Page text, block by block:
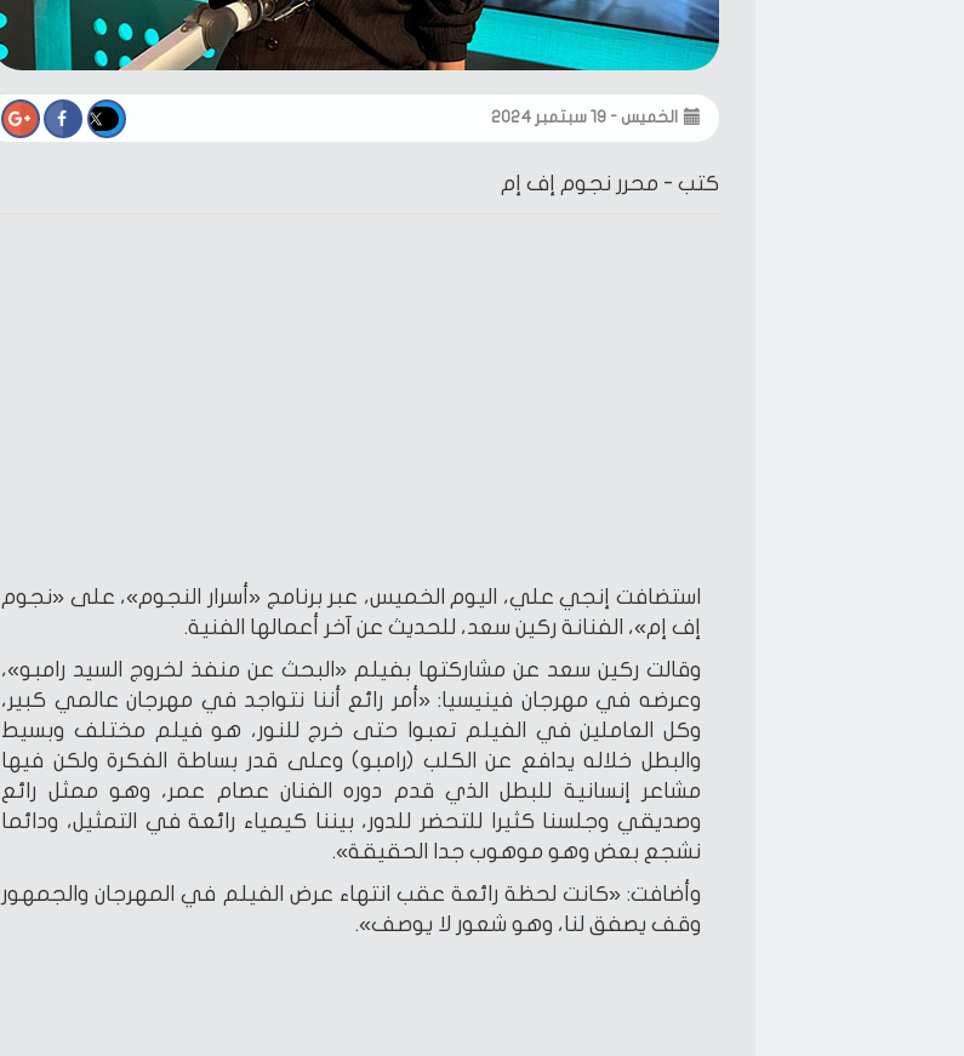
الخميس - ١٩ سبتمبر ٢٠٢٤
كتب - محرر نجوم إف إم
استضافت إنجي علي، اليوم الخميس، عبر برنامج «أسرار النجوم»، على «نجوم
إف إم»، الفنانة ركين سعد، للحديث عن آخر أعمالها الفنية.
وقالت ركين سعد عن مشاركتها بفيلم «البحث عن منفذ لخروج السيد رامبو»،
وعرضه في مهرجان فينيسيا: «أمر رائع أننا نتواجد في مهرجان عالمي كبير،
وكل العاملين في الفيلم تعبوا حتى خرج للنور، هو فيلم مختلف وبسيط
والبطل خلاله يدافع عن الكلب (رامبو) وعلى قدر بساطة الفكرة ولكن فيها
مشاعر إنسانية للبطل الذي قدم دوره الفنان عصام عمر، وهو ممثل رائع
وصديقي وجلسنا كثيرا للتحضر للدور، بيننا كيمياء رائعة في التمثيل، ودائما
نشجع بعض وهو موهوب جدا الحقيقة».
وأضافت: «كانت لحظة رائعة عقب انتهاء عرض الفيلم في المهرجان والجمهور
وقف يصفق لنا، وهو شعور لا يوصف».